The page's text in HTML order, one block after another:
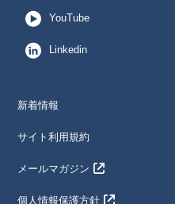
YouTube
Linkedin
新着情報
サイト利用規約
メールマガジン
個人情報保護方針